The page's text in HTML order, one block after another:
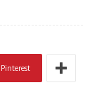
Pinterest